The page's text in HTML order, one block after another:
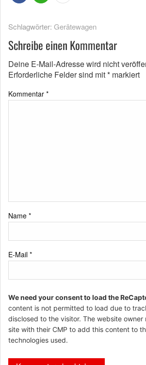
Schlagwörter: Gerätewagen
Schreibe einen Kommentar
Deine E-Mail-Adresse wird nicht
Erforderliche Felder sind mit* markiert
Kommentar *
Name *
E-Mail *
We need your consent to load the
content is not permitted to load due to
disclosed to the visitor. The website
site with their CMP to add this content to
technologies used.